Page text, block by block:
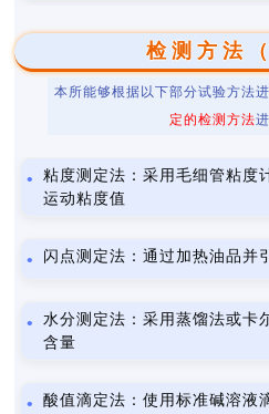
检测方法
本所能够根据以下部分试验方法
定的检测方法
粘度测定法：采用毛细管粘度
运动粘度值
闪点测定法：通过加热油品并
水分测定法：采用蒸馏法或卡
含量
酸值滴定法：使用标准碱溶液